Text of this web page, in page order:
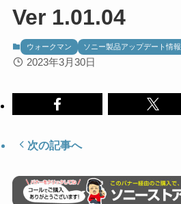
Ver 1.01.04
ウォークマン ソニー製品アップデート情報
2023年3月30日
次の記事へ